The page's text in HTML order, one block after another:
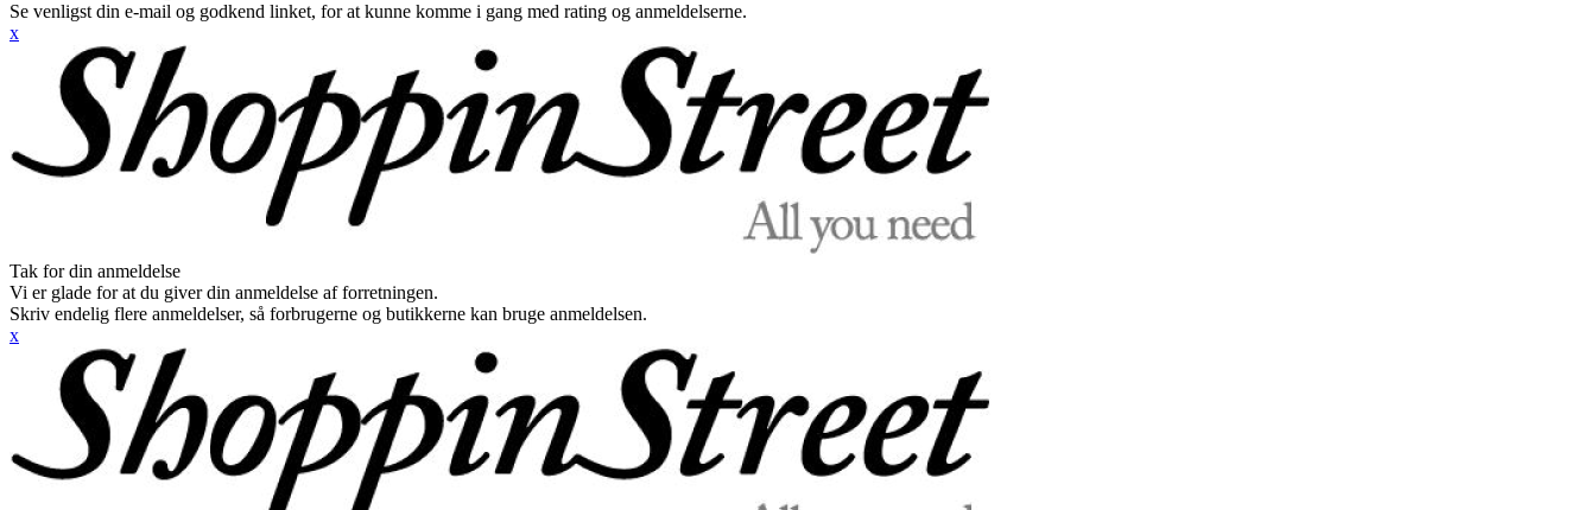
Se venligst din e-mail og godkend linket, for at kunne komme i gang med rating og anmeldelserne.
x
Tak for din anmeldelse
Vi er glade for at du giver din anmeldelse af forretningen.
Skriv endelig flere anmeldelser, så forbrugerne og butikkerne kan bruge anmeldelsen.
x